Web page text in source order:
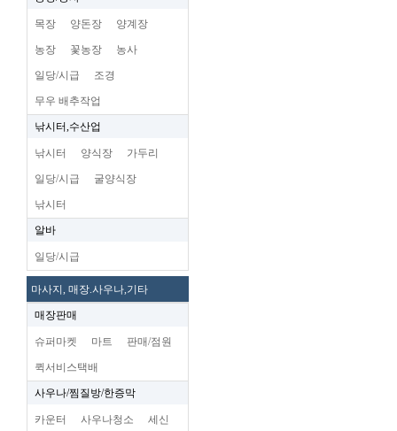
목장 양돈장 양계장
농장 꽃농장 농사
일당/시급 조경
무우 배추작업
낚시터,수산업
낚시터 양식장 가두리
일당/시급 굴양식장
낚시터
알바
일당/시급
마사지, 매장.사우나,기타
매장판매
슈퍼마켓 마트 판매/점원
퀵서비스택배
사우나/찜질방/한증막
카운터 사우나청소 세신